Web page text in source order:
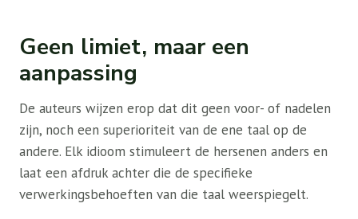
Geen limiet, maar een
aanpassing
De auteurs wijzen erop dat dit geen voor- of nadelen
zijn, noch een superioriteit van de ene taal op de
andere. Elk idioom stimuleert de hersenen anders en
laat een afdruk achter die de specifieke
verwerkingsbehoeften van die taal weerspiegelt.